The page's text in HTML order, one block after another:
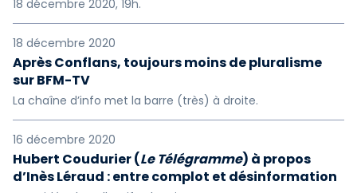
18 décembre 2020, 19h.
18 décembre 2020
Après Conflans, toujours moins de pluralisme
sur BFM-TV
La chaîne d’info met la barre (très) à droite.
16 décembre 2020
Hubert Coudurier (Le Télégramme) à propos
d’Inès Léraud : entre complot et désinformation